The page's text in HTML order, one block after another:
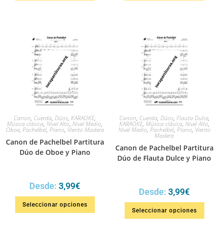
Canon, Cuerda, Dúos, KARAOKE,
Música clásica, Nivel Alto, Nivel Medio,
Oboe, Pachelbel, Piano, Viento Madera
Canon de Pachelbel Partitura
Dúo de Oboe y Piano
Desde: 3,99€
Seleccionar opciones
Canon, Cuerda, Dúos, Flauta Dulce,
KARAOKE, Música clásica, Nivel Alto,
Nivel Medio, Pachelbel, Piano, Viento
Madera
Canon de Pachelbel Partitura
Dúo de Flauta Dulce y Piano
Desde: 3,99€
Seleccionar opciones